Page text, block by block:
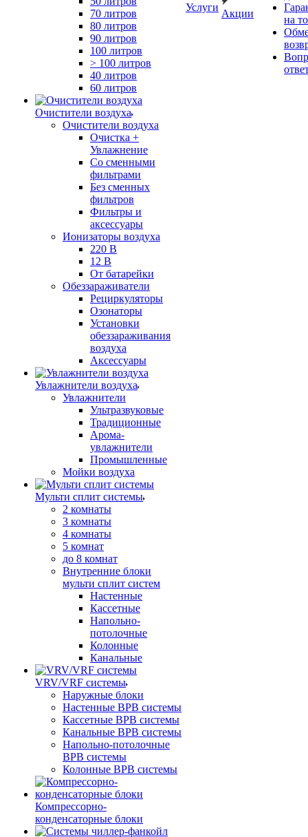
70 литров
80 литров
90 литров
100 литров
> 100 литров
40 литров
60 литров
Очистители воздуха
Очистители воздуха
Очистка +
Увлажнение
Cо сменными
фильтрами
Без сменных
фильтров
Фильтры и
аксессуары
Ионизаторы воздуха
220 В
12 В
От батарейки
Обеззараживатели
Рециркуляторы
Озонаторы
Установки
обеззараживания
воздуха
Аксессуары
Увлажнители воздуха
Увлажнители
Ультразвуковые
Традиционные
Арома-
увлажнители
Промышленные
Мойки воздуха
Мульти сплит системы
2 комнаты
3 комнаты
4 комнаты
5 комнат
до 8 комнат
Внутренние блоки
мульти сплит систем
Настенные
Кассетные
Напольно-
потолочные
Колонные
Канальные
VRV/VRF системы
Наружные блоки
Настенные ВРВ системы
Кассетные ВРВ системы
Канальные ВРВ системы
Напольно-потолочные
ВРВ системы
Колонные ВРВ системы
Компрессорно-
конденсаторные блоки
Услуги
Акции
на